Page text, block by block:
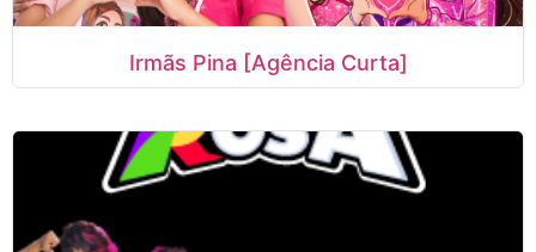
Irmãs Pina [Agência Curta]